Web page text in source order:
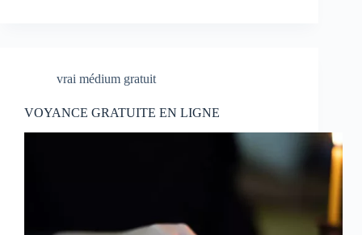
vrai médium gratuit
VOYANCE GRATUITE EN LIGNE